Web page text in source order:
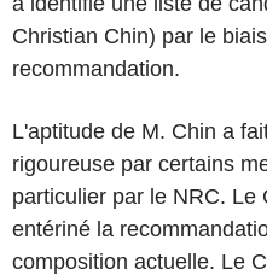
Christian Chin) par le
recommandation.
L'aptitude de M. Chin a
rigoureuse par certains
particulier par le NRC. Le
entériné la
composition actuelle. Le